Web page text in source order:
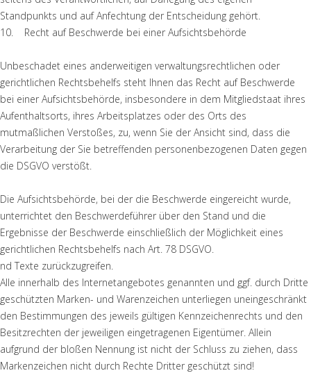
Standpunkts und auf Anfechtung der Entscheidung gehört.
10. Recht auf Beschwerde bei einer Aufsichtsbehörde
Unbeschadet eines anderweitigen verwaltungsrechtlichen oder
gerichtlichen Rechtsbehelfs steht Ihnen das Recht auf Beschwerde
bei einer Aufsichtsbehörde, insbesondere in dem Mitgliedstaat ihres
Aufenthaltsorts, ihres Arbeitsplatzes oder des Orts des
mutmaßlichen Verstoßes, zu, wenn Sie der Ansicht sind, dass die
Verarbeitung der Sie betreffenden personenbezogenen Daten gegen
die DSGVO verstößt.
Die Aufsichtsbehörde, bei der die Beschwerde eingereicht wurde,
unterrichtet den Beschwerdeführer über den Stand und die
Ergebnisse der Beschwerde einschließlich der Möglichkeit eines
gerichtlichen Rechtsbehelfs nach Art. 78 DSGVO.
nd Texte zurückzugreifen.
Alle innerhalb des Internetangebotes genannten und ggf. durch Dritte
geschützten Marken- und Warenzeichen unterliegen uneingeschränkt
den Bestimmungen des jeweils gültigen Kennzeichenrechts und den
Besitzrechten der jeweiligen eingetragenen Eigentümer. Allein
aufgrund der bloßen Nennung ist nicht der Schluss zu ziehen, dass
Markenzeichen nicht durch Rechte Dritter geschützt sind!